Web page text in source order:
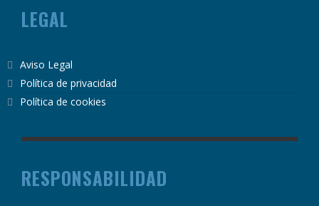
LEGAL
Aviso Legal
Política de privacidad
Política de cookies
RESPONSABILIDAD